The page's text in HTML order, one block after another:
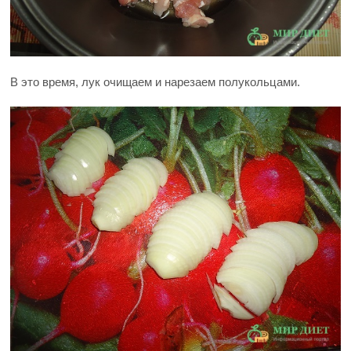
В это время, лук очищаем и нарезаем полукольцами.